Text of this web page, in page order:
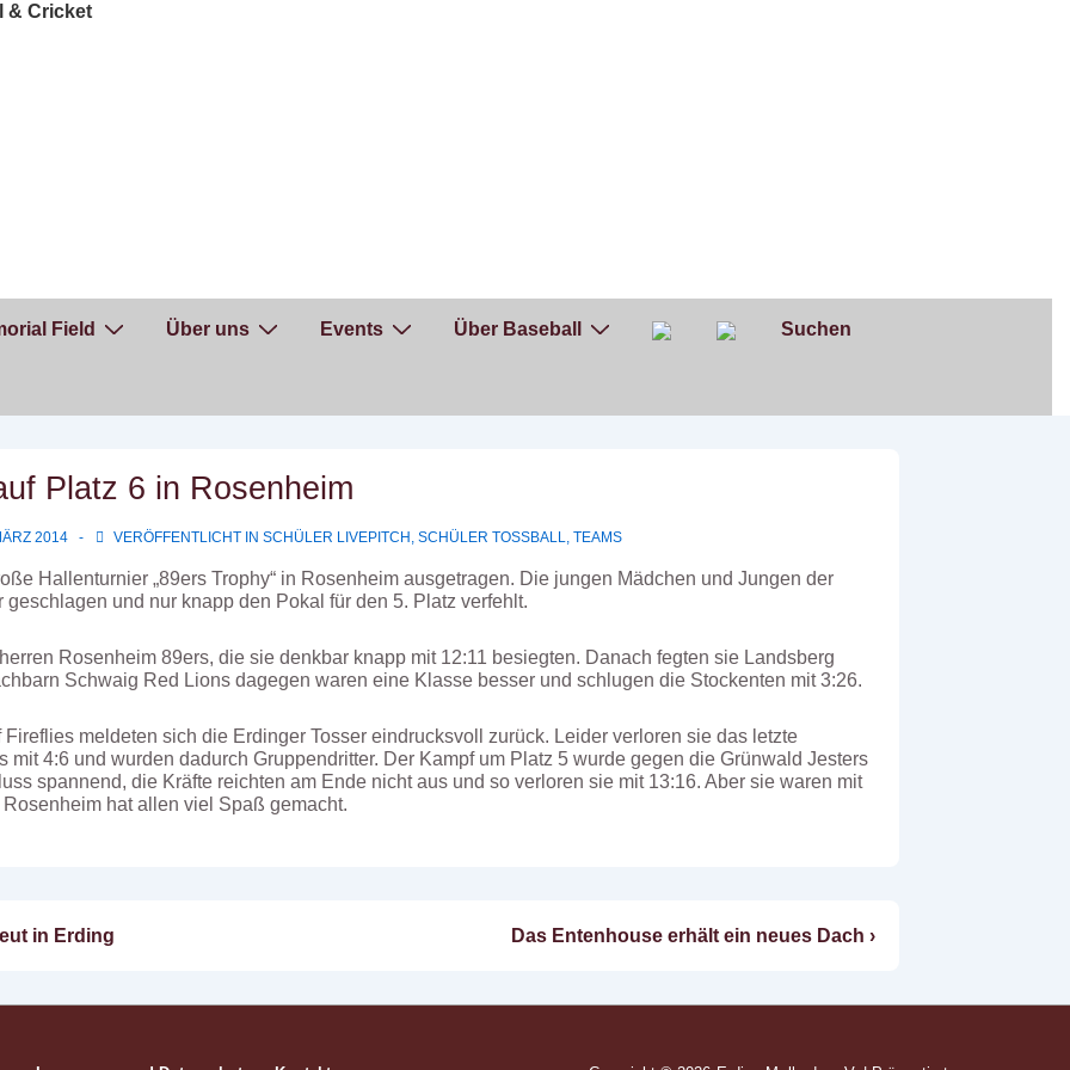
Field Über uns Events Über Baseball Suchen
Platz 6 in Rosenheim
2014 VERÖFFENTLICHT IN SCHÜLER LIVEPITCH , SCHÜLER TOSSBALL, TEAMS
Hallenturnier „89ers Trophy“ in Rosenheim ausgetragen. Die jungen Mädchen und Jungen der
und nur knapp den Pokal für den 5. Platz verfehlt.
Rosenheim 89ers, die sie denkbar knapp mit 12:11 besiegten. Danach fegten sie Landsberg
Schwaig Red Lions dagegen waren eine Klasse besser und schlugen die Stockenten mit 3:26.
meldeten sich die Erdinger Tosser eindrucksvoll zurück. Leider verloren sie das letzte
4:6 und wurden dadurch Gruppendritter. Der Kampf um Platz 5 wurde gegen die Grünwald Jesters
spannend, die Kräfte reichten am Ende nicht aus und so verloren sie mit 13:16. Aber sie waren mit
hat allen viel Spaß gemacht.
in Erding
Nächster
Das Entenhouse erhält ein neues Dach ›